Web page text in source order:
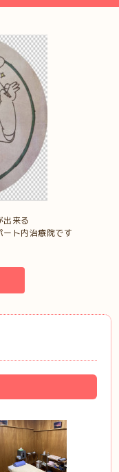
出来る
ト内治療院です